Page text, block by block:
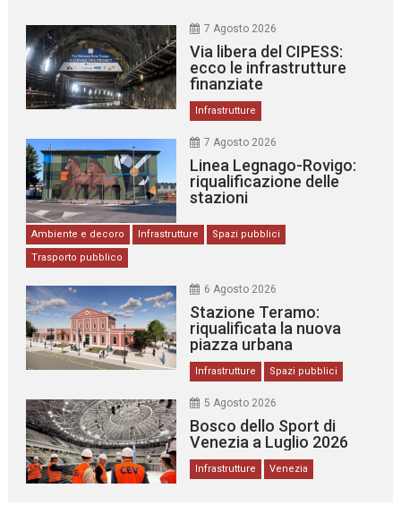
7 Agosto 2026
Via libera del CIPESS:
ecco le infrastrutture
finanziate
Infrastrutture
7 Agosto 2026
Linea Legnago-Rovigo:
riqualificazione delle
stazioni
Ambiente e decoro Infrastrutture
Spazi pubblici
Trasporto pubblico
6 Agosto 2026
Stazione Teramo:
riqualificata la nuova
piazza urbana
Infrastrutture Spazi pubblici
5 Agosto 2026
Bosco dello Sport di
Venezia a Luglio 2026
Infrastrutture Venezia